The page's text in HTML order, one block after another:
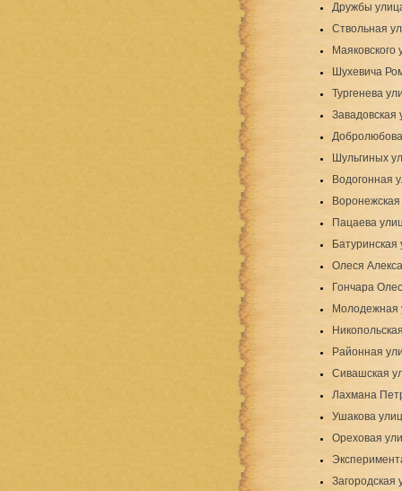
Дружбы
Ствольная
Маяковского
Шухевича
Тургенева
Завадовская
Шульгиных
Водогонная
Пацаева
Батуринская
Олеся
Гончара
Молодежная
Районная
Сивашская
Лахмана
Ушакова
Ореховая
Загородская